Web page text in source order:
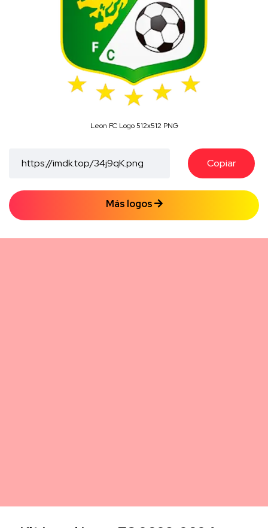
Leon FC Logo 512x512 PNG
Copiar
Más logos